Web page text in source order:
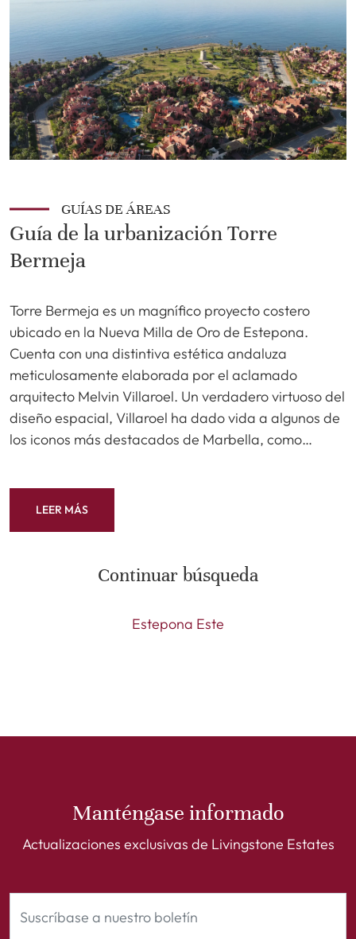
GUÍAS DE ÁREAS
Guía de la urbanización Torre
Bermeja
Torre Bermeja es un magnífico proyecto costero
ubicado en la Nueva Milla de Oro de Estepona.
Cuenta con una distintiva estética andaluza
meticulosamente elaborada por el aclamado
arquitecto Melvin Villaroel. Un verdadero virtuoso del
diseño espacial, Villaroel ha dado vida a algunos de
los iconos más destacados de Marbella, como…
LEER MÁS
Continuar búsqueda
Estepona Este
Manténgase informado
Actualizaciones exclusivas de Livingstone Estates